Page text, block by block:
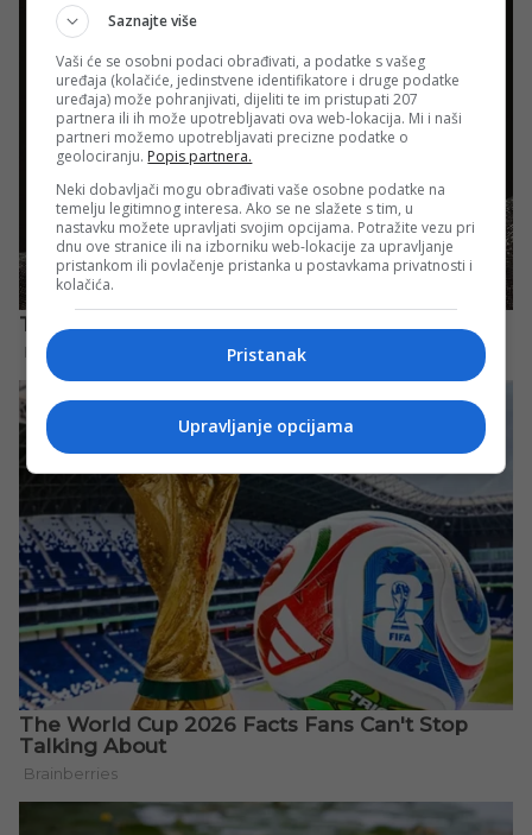
Saznajte više
Vaši će se osobni podaci obrađivati, a podatke s vašeg
uređaja (kolačiće, jedinstvene identifikatore i druge podatke
uređaja) može pohranjivati, dijeliti te im pristupati 207
partnera ili ih može upotrebljavati ova web-lokacija. Mi i naši
partneri možemo upotrebljavati precizne podatke o
geolociranju. Popis partnera.
Neki dobavljači mogu obrađivati vaše osobne podatke na
temelju legitimnog interesa. Ako se ne slažete s tim, u
nastavku možete upravljati svojim opcijama. Potražite vezu pri
dnu ove stranice ili na izborniku web-lokacije za upravljanje
pristankom ili povlačenje pristanka u postavkama privatnosti i
kolačića.
Pristanak
Upravljanje opcijama